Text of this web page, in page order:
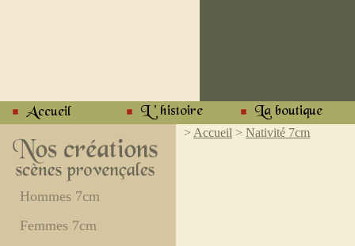
Hommes 7cm
Femmes 7cm
> Accueil > Nativité 7cm